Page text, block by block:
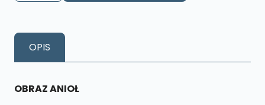
Rozmiar
12
OPIS
OBRAZ ANIOŁ